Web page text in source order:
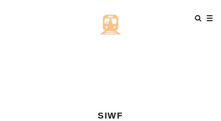
SIWF